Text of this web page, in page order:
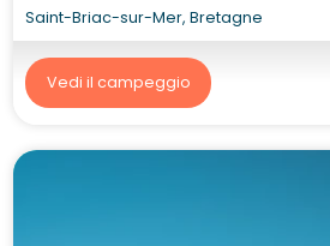
Saint-Briac-sur-Mer, Bretagne
Vedi il campeggio